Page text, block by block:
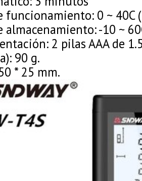
funcionamiento: 0 ~ 40C
almacenamiento: -10 ~
2 pilas AAA de
90 g.
* 25 mm.